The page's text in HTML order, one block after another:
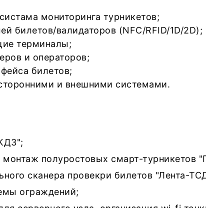
мониторинга турникетов;
билетов/валидаторов (NFC/RFID/1D/2D);
терминалы;
и операторов;
билетов;
и внешними системами.
монтаж полуростовых смарт-турникетов
сканера провекри билетов "Лента-
ограждений;